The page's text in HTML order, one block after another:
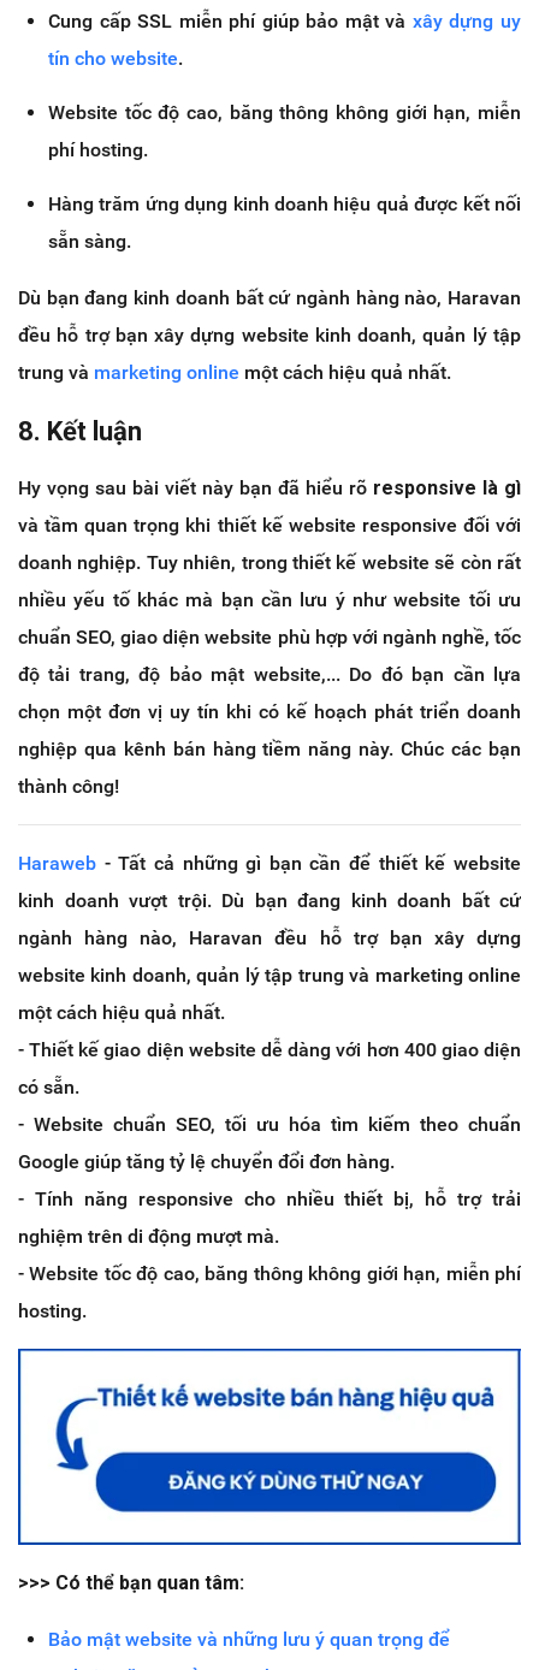
Cung cấp SSL miễn phí giúp bảo mật và xây dựng uy
tín cho website.
Website tốc độ cao, băng thông không giới hạn, miễn
phí hosting.
Hàng trăm ứng dụng kinh doanh hiệu quả được kết nối
sẵn sàng.
Dù bạn đang kinh doanh bất cứ ngành hàng nào, Haravan
đều hỗ trợ bạn xây dựng website kinh doanh, quản lý tập
trung và marketing online một cách hiệu quả nhất.
8. Kết luận
Hy vọng sau bài viết này bạn đã hiểu rõ responsive là gì
và tầm quan trọng khi thiết kế website responsive đối với
doanh nghiệp. Tuy nhiên, trong thiết kế website sẽ còn rất
nhiều yếu tố khác mà bạn cần lưu ý như website tối ưu
chuẩn SEO, giao diện website phù hợp với ngành nghề, tốc
độ tải trang, độ bảo mật website,... Do đó bạn cần lựa
chọn một đơn vị uy tín khi có kế hoạch phát triển doanh
nghiệp qua kênh bán hàng tiềm năng này. Chúc các bạn
thành công!
Haraweb - Tất cả những gì bạn cần để thiết kế website
kinh doanh vượt trội. Dù bạn đang kinh doanh bất cứ
ngành hàng nào, Haravan đều hỗ trợ bạn xây dựng
website kinh doanh, quản lý tập trung và marketing online
một cách hiệu quả nhất.
- Thiết kế giao diện website dễ dàng với hơn 400 giao diện
có sẵn.
- Website chuẩn SEO, tối ưu hóa tìm kiếm theo chuẩn
Google giúp tăng tỷ lệ chuyển đổi đơn hàng.
- Tính năng responsive cho nhiều thiết bị, hỗ trợ trải
nghiệm trên di động mượt mà.
- Website tốc độ cao, băng thông không giới hạn, miễn phí
hosting.
>>> Có thể bạn quan tâm:
Bảo mật website và những lưu ý quan trọng để